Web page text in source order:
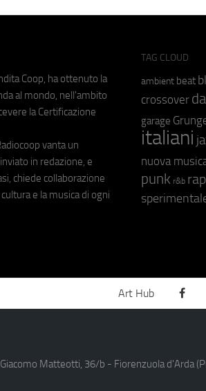
Coop, ha ottenuto la
al mondo, nell'ambito
la Certificazione
vanta un
in redazione, e
chiede collaborazione
e la musica di ogni
TAG CLOUD
ambient beat
crossover
garage
italiani
nuova
punk r&b rap
Art Hub
Matteotti, 36/b - Fiorenzuola d'Arda